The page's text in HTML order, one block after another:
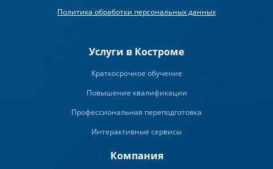
Политика обработки персональных данных
Услуги в Костроме
Краткосрочное обучение
Повышение квалификации
Профессиональная переподготовка
Интерактивные сервисы
Компания